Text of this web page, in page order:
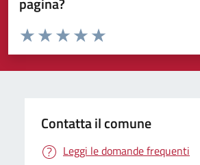
Valuta da 1 a 5 stelle la pagina
Valuta 5 stelle su 5
Valuta 4 stelle su 5
Valuta 3 stelle su 5
Valuta 2 stelle su 5
Valuta 1 stelle su 5
Contatta il comune
Leggi le domande frequenti